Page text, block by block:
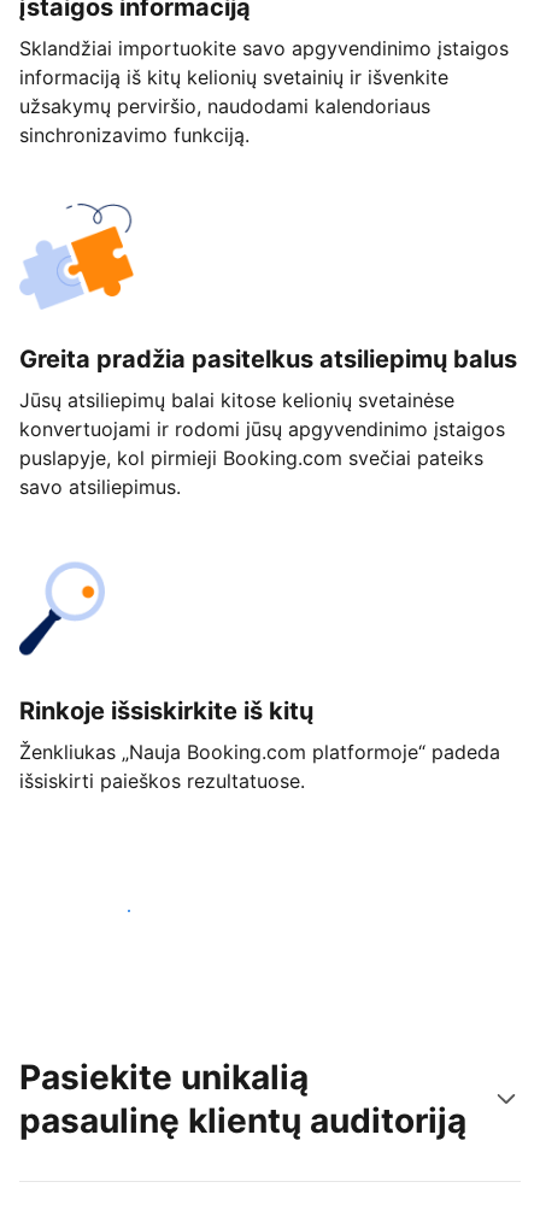
įstaigos informaciją
Sklandžiai importuokite savo apgyvendinimo įstaigos
informaciją iš kitų kelionių svetainių ir išvenkite
užsakymų perviršio, naudodami kalendoriaus
sinchronizavimo funkciją.
Greita pradžia pasitelkus atsiliepimų balus
Jūsų atsiliepimų balai kitose kelionių svetainėse
konvertuojami ir rodomi jūsų apgyvendinimo įstaigos
puslapyje, kol pirmieji Booking.com svečiai pateiks
savo atsiliepimus.
Rinkoje išsiskirkite iš kitų
Ženkliukas „Nauja Booking.com platformoje“ padeda
išsiskirti paieškos rezultatuose.
Pradėti jau šiandien
Pasiekite unikalią
pasaulinę klientų auditoriją